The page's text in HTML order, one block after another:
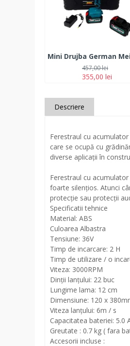
355,00 lei
457,00 lei
Descriere
Ferestraul cu
care se ocupă cu
diverse aplicații în
Ferestraul cu
foarte silențios. Atunci
protecție sau protecții
Specificatii tehnice
Material: ABS
Culoarea Albastra
Tensiune: 36V
Timp de incarcare: 2 H
Timp de utilizare / o
Viteza: 3000RPM
Dinții lanțului: 22 buc
Lungime lama: 12 cm
Dimensiune: 120 x
Viteza lanțului: 6m / s
Capacitatea bateriei: 5.0
Greutate : 0.7 kg ( fara
Accesorii incluse :